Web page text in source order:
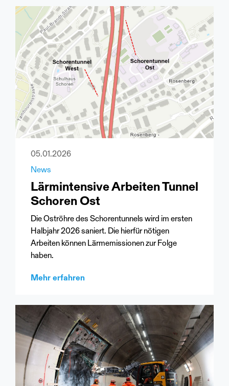
05.01.2026
News
Lärmintensive Arbeiten Tunnel
Schoren Ost
Die Oströhre des Schorentunnels wird im ersten
Halbjahr 2026 saniert. Die hierfür nötigen
Arbeiten können Lärmemissionen zur Folge
haben.
Mehr erfahren